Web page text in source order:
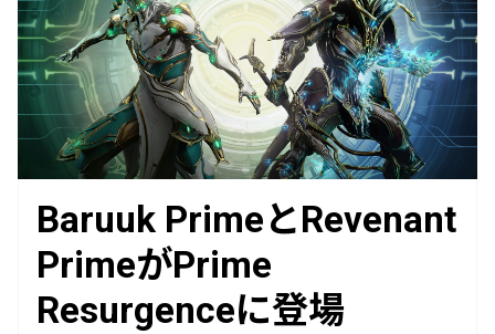
Baruuk PrimeとRevenant
PrimeがPrime
Resurgenceに登場